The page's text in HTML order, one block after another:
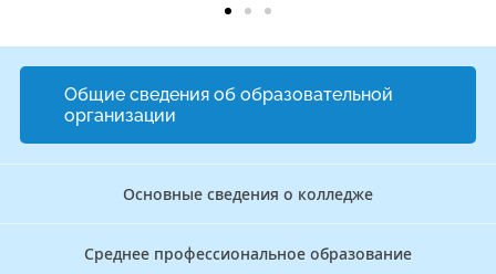
Общие сведения об образовательной
организации
Основные сведения о колледже
Среднее профессиональное образование